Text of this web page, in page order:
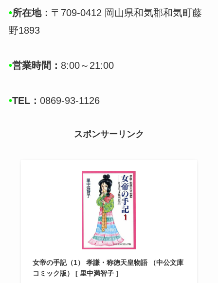
•所在地： 〒709-0412 岡山県和気郡和気町藤
野1893
•営業時間： 8:00～21:00
•TEL： 0869-93-1126
スポンサーリンク
女帝の手記（1） 孝謙・称徳天皇物語 （中公文庫
コミック版） [ 里中満智子 ]